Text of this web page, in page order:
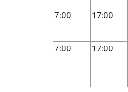
7:00 17:00
7:00 17:00